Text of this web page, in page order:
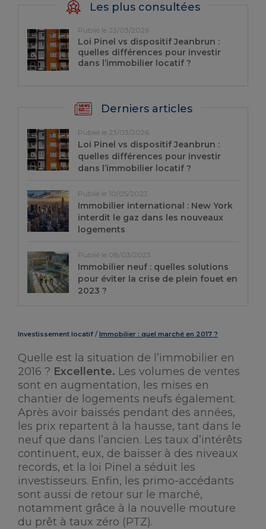
Investissement locatif Immobilier : quel marché en 2017 ?
Quelle est la situation de l’immobilier en
2016 ? Excellente. Les volumes de ventes
sont en augmentation, les mises en
chantier de logements neufs également.
Après avoir baissés pendant des années,
les prix repartent à la hausse, tant dans le
neuf que dans l’ancien. Les taux d’intérêts
continuent, eux, de baisser à des niveaux
records, et la loi Pinel a séduit les
investisseurs. Enfin, les primo-accédants
sont aussi de retour sur le marché,
notamment grâce à la nouvelle mouture
du prêt à taux zéro (PTZ).
Les plus consultées
Publié le 23/03/2026
Loi Pinel vs dispositif Jeanbrun :
quelles différences pour investir
dans l’immobilier locatif ?
Derniers articles
Publié le 23/03/2026
Loi Pinel vs dispositif Jeanbrun :
quelles différences pour investir
dans l’immobilier locatif ?
Publié le 10/05/2023
Immobilier international : New York
interdit le gaz dans les nouveaux
logements
Publié le 08/03/2023
Immobilier neuf : quelles solutions
pour éviter la crise de plein fouet en
2023 ?